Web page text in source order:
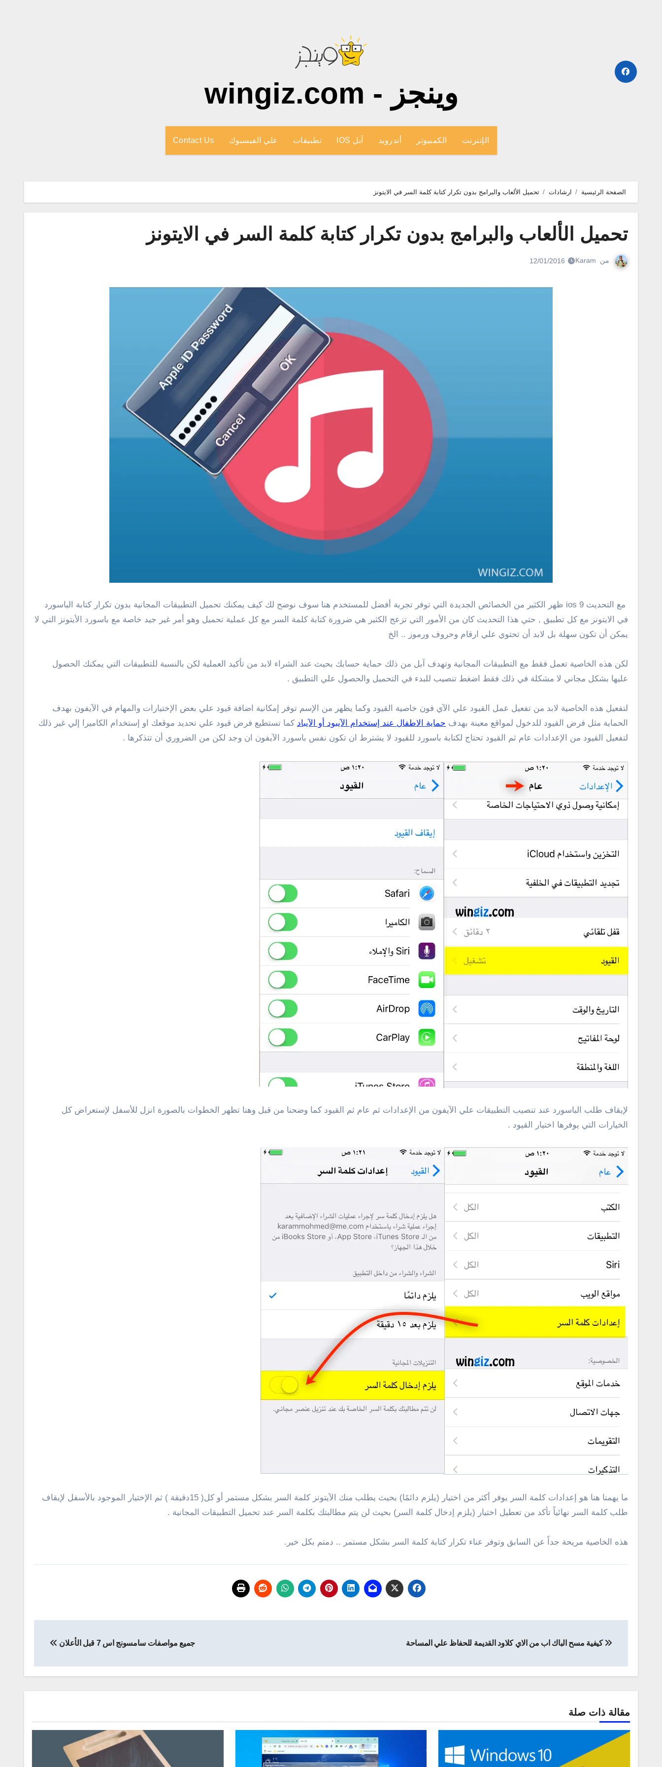
وينجز - wingiz.com
الإنترنت الكمبيوتر أندرويد آبل IOS تطبيقات علي الفيسبوك Contact Us
الصفحة الرئيسية ارشادات تحميل الألعاب والبرامج بدون تكرار كتابة كلمة السر في الايتونز
تحميل الألعاب والبرامج بدون تكرار كتابة كلمة السر في الايتونز
من Karam
12/01/2016
مع التحديث ios 9 ظهر الكثير من الخصائص الجديدة التي توفر تجربة أفضل للمستخدم هنا سوف نوضح لك كيف يمكنك تحميل التطبيقات المجانية بدون تكرار كتابة الباسورد
في الايتونز مع كل تطبيق , حتي هذا التحديث كان من الأمور التي تزعج الكثير هي ضرورة كتابة كلمة السر مع كل عملية تحميل وهو أمر غير جيد خاصة مع باسورد الأيتونز التي لا
يمكن أن تكون سهلة بل لابد أن تحتوي علي ارقام وحروف ورموز .. الخ
لكن هذه الخاصية تعمل فقط مع التطبيقات المجانية وتهدف آبل من ذلك حماية حسابك بحيث عند الشراء لابد من تأكيد العملية لكن بالنسبة للتطبيقات التي يمكنك الحصول
عليها بشكل مجاني لا مشكلة في ذلك فقط اضغط تنصيب للبدء في التحميل والحصول علي التطبيق .
لتفعيل هذه الخاصية لابد من تفعيل عمل القيود علي الآي فون خاصية القيود وكما يظهر من الإسم توفر إمكانية اضافة قيود علي بعض الإختيارات والمهام في الآيفون بهدف
الحماية مثل فرض القيود للدخول لمواقع معينة بهدف حماية الاطفال عند إستخدام الآيبود أو الآيباد كما تستطيع فرض قيود علي تحديد موقعك او إستخدام الكاميرا إلي غير ذلك
لتفعيل القيود من الإعدادات عام ثم القيود تحتاج لكتابة باسورد للقيود لا يشترط ان تكون نفس باسورد الآيفون ان وجد لكن من الضروري أن تتذكرها .
لإيقاف طلب الباسورد عند تنصيب التطبيقات علي الآيفون من الإعدادات ثم عام ثم القيود كما وضحنا من قبل وهنا تظهر الخطوات بالصورة انزل للأسفل لإستعراض كل
الخيارات التي يوفرها اختيار القيود .
ما يهمنا هنا هو إعدادات كلمة السر يوفر أكثر من اختيار (يلزم دائمًا) بحيث يطلب منك الآيتونز كلمة السر بشكل مستمر أو كل( 15دقيقة ) ثم الإختيار الموجود بالأسفل لإيقاف
طلب كلمة السر نهائياً تأكد من تعطيل اختيار (يلزم إدخال كلمة السر) بحيث لن يتم مطالبتك بكلمة السر عند تحميل التطبيقات المجانية .
هذه الخاصية مريحة جداً عن السابق وتوفر عناء تكرار كتابة كلمة السر بشكل مستمر .. دمتم بكل خير.
المقالات
كيفية مسح الباك اب من الاي كلاود القديمة للحفاظ علي المساحة جميع مواصفات سامسونج اس 7 قبل الأعلان
مقالة ذات صلة